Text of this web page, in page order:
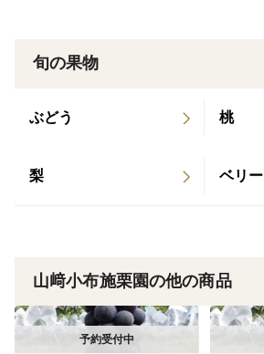
旬の果物
ぶどう 桃
梨 ベリー
山﨑小布施栗園の他の商品